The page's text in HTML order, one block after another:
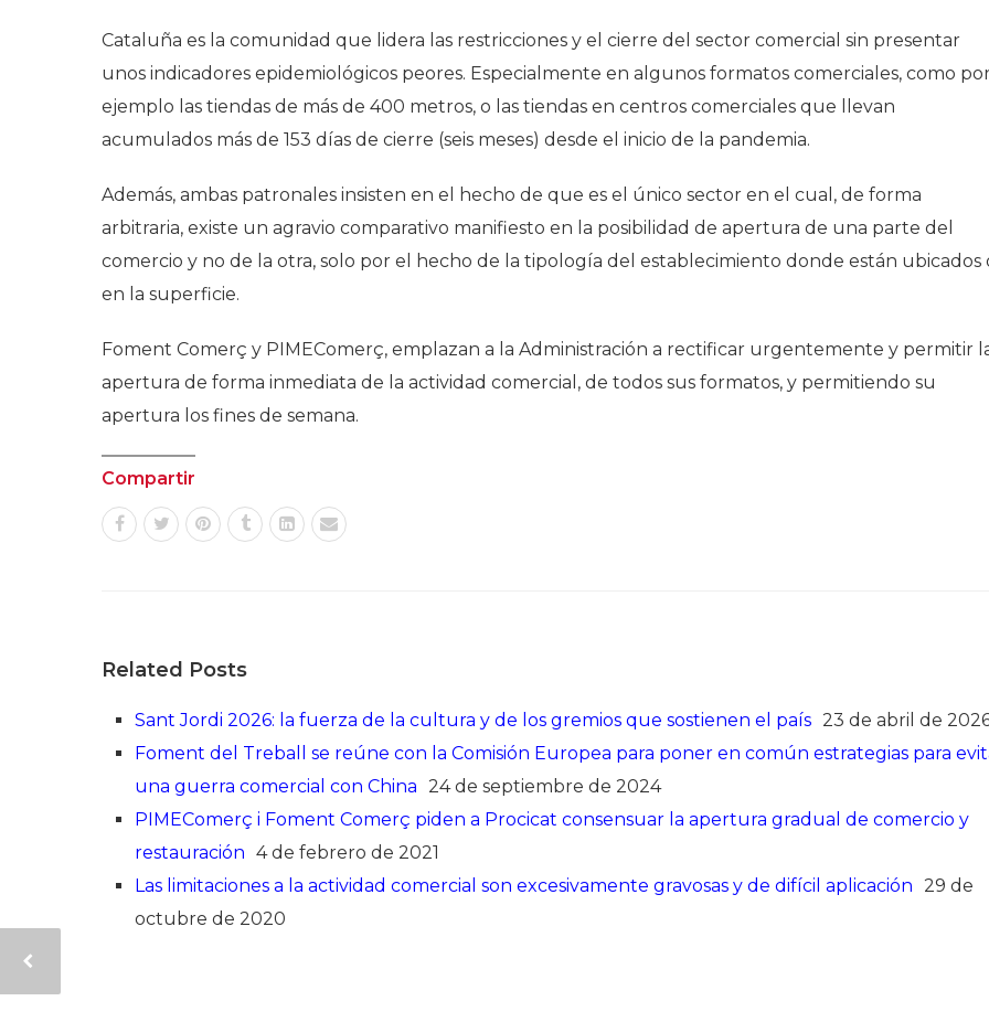
Cataluña es la comunidad que lidera las restricciones y el cierre del sector comercial sin presentar
unos indicadores epidemiológicos peores. Especialmente en algunos formatos comerciales, como
ejemplo las tiendas de más de 400 metros, o las tiendas en centros comerciales que llevan
acumulados más de 153 días de cierre (seis meses) desde el inicio de la pandemia.
Además, ambas patronales insisten en el hecho de que es el único sector en el cual, de forma
arbitraria, existe un agravio comparativo manifiesto en la posibilidad de apertura de una parte del
comercio y no de la otra, solo por el hecho de la tipología del establecimiento donde están ubicados
en la superficie.
Foment Comerç y PIMEComerç, emplazan a la Administración a rectificar urgentemente y permitir
apertura de forma inmediata de la actividad comercial, de todos sus formatos, y permitiendo su
apertura los fines de semana.
Compartir
Related Posts
Sant Jordi 2026: la fuerza de la cultura y de los gremios que sostienen el país 23 de abril de
Foment del Treball se reúne con la Comisión Europea para poner en común estrategias para
una guerra comercial con China 24 de septiembre de 2024
PIMEComerç i Foment Comerç piden a Procicat consensuar la apertura gradual de comercio y
restauración 4 de febrero de 2021
Las limitaciones a la actividad comercial son excesivamente gravosas y de difícil aplicación 29 de
octubre de 2020